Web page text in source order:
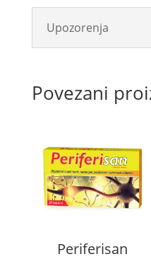
Upozorenja
Povezani
Periferisan